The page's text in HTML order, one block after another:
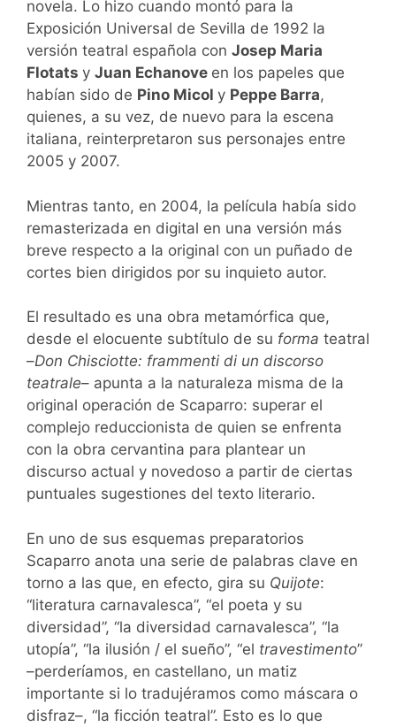
novela. Lo hizo cuando montó para la
Exposición Universal de Sevilla de 1992 la
versión teatral española con Josep Maria
Flotats y Juan Echanove en los papeles que
habían sido de Pino Micol y Peppe Barra,
quienes, a su vez, de nuevo para la escena
italiana, reinterpretaron sus personajes entre
2005 y 2007.
Mientras tanto, en 2004, la película había sido
remasterizada en digital en una versión más
breve respecto a la original con un puñado de
cortes bien dirigidos por su inquieto autor.
El resultado es una obra metamórfica que,
desde el elocuente subtítulo de su forma teatral
–Don Chisciotte: frammenti di un discorso
teatrale– apunta a la naturaleza misma de la
original operación de Scaparro: superar el
complejo reduccionista de quien se enfrenta
con la obra cervantina para plantear un
discurso actual y novedoso a partir de ciertas
puntuales sugestiones del texto literario.
En uno de sus esquemas preparatorios
Scaparro anota una serie de palabras clave en
torno a las que, en efecto, gira su Quijote:
“literatura carnavalesca”, “el poeta y su
diversidad”, “la diversidad carnavalesca”, “la
utopía”, “la ilusión / el sueño”, “el travestimento”
–perderíamos, en castellano, un matiz
importante si lo tradujéramos como máscara o
disfraz–, “la ficción teatral”. Esto es lo que